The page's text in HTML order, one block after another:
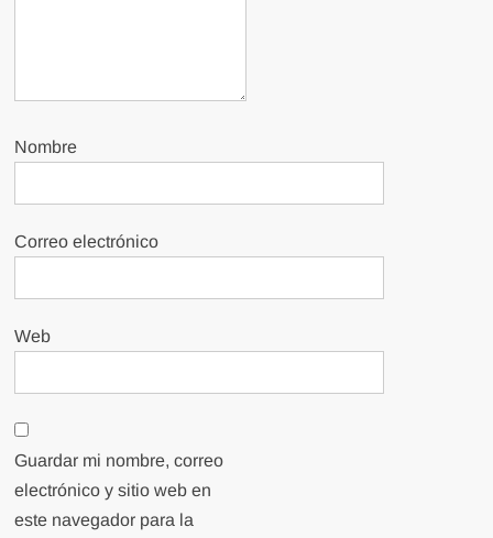
Nombre
Correo electrónico
Web
Guardar mi nombre, correo
electrónico y sitio web en
este navegador para la